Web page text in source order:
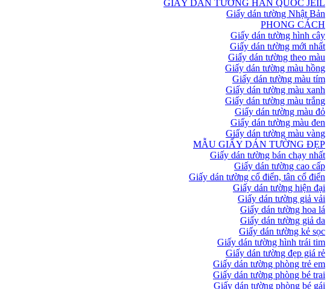
GIẤY DÁN TƯỜNG HÀN QUỐC JEIL
Giấy dán tường Nhật Bản
PHONG CÁCH
Giấy dán tường hình cây
Giấy dán tường mới nhất
Giấy dán tường theo màu
Giấy dán tường màu hồng
Giấy dán tường màu tím
Giấy dán tường màu xanh
Giấy dán tường màu trắng
Giấy dán tường màu đỏ
Giấy dán tường màu đen
Giấy dán tường màu vàng
MẪU GIẤY DÁN TƯỜNG ĐẸP
Giấy dán tường bán chạy nhất
Giấy dán tường cao cấp
Giấy dán tường cổ điển, tân cổ điển
Giấy dán tường hiện đại
Giấy dán tường giả vải
Giấy dán tường hoa lá
Giấy dán tường giả da
Giấy dán tường kẻ sọc
Giấy dán tường hình trái tim
Giấy dán tường đẹp giá rẻ
Giấy dán tường phòng trẻ em
Giấy dán tường phòng bé trai
Giấy dán tường phòng bé gái